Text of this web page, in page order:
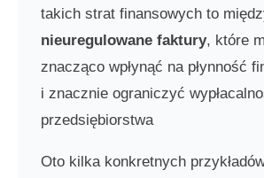
takich strat finansowych to
nieuregulowane faktury, które
znacząco wpłynąć na płynność
i znacznie ograniczyć
przedsiębiorstwa
Oto kilka konkretnych